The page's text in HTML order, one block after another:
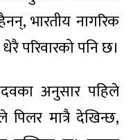
भारतीय नागरिक
परिवारको पनि छ।
अनुसार पहिले
पिलर मात्रै देखिन्छ,